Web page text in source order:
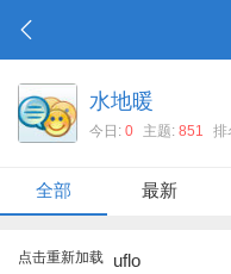
水地暖
今日: 0 主题: 851 排
全部 最新
点击重新加载 uflo